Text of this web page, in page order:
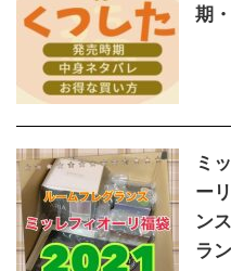
期
ミ
ー
ン
ラ